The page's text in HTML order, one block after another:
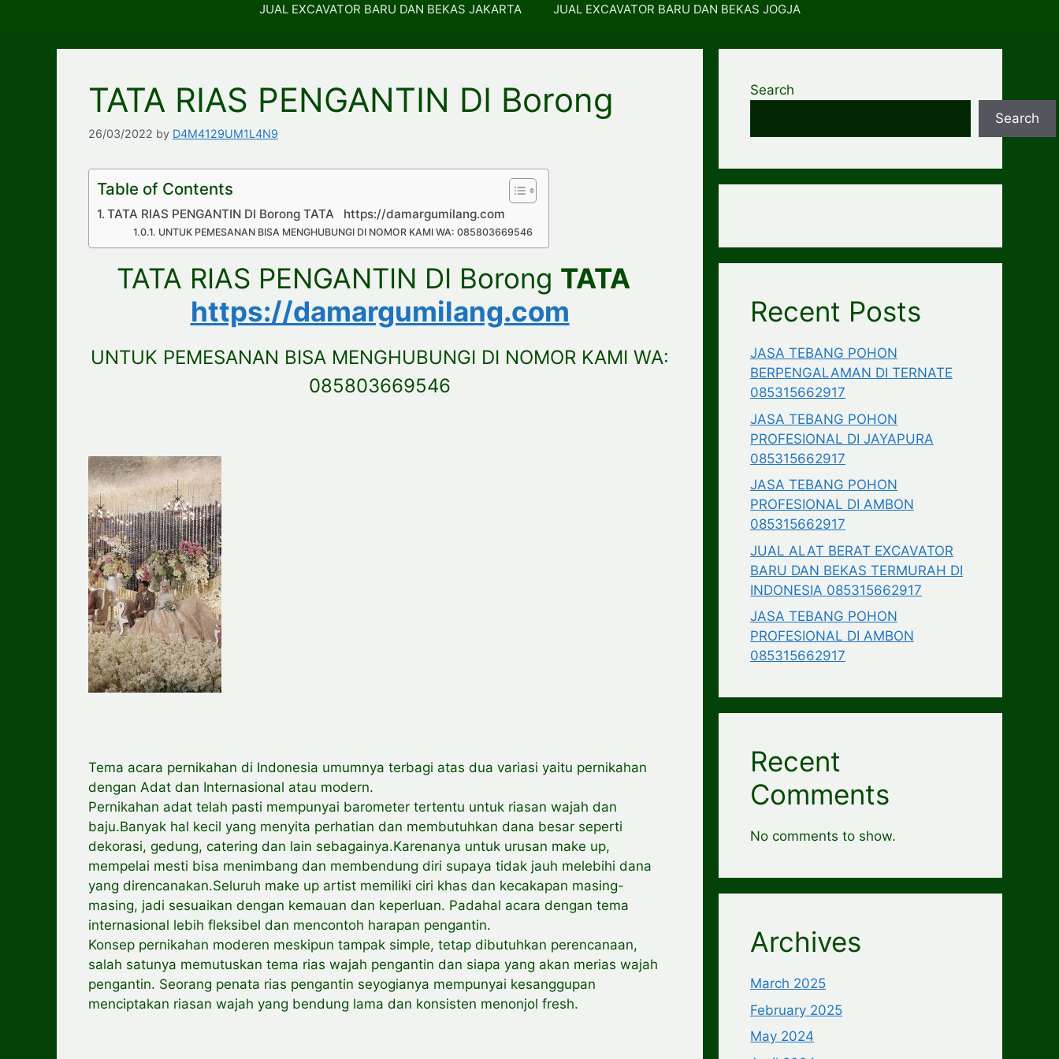
JUAL EXCAVATOR BARU DAN BEKAS JAKARTA JUAL EXCAVATOR BARU DAN BEKAS JOGJA
TATA RIAS PENGANTIN DI Borong
26/03/2022 by D4M4129UM1L4N9
Table of Contents
TATA RIAS PENGANTIN DI Borong TATA https://damargumilang.com
UNTUK PEMESANAN BISA MENGHUBUNGI DI NOMOR KAMI WA: 085803669546
TATA RIAS PENGANTIN DI Borong TATA
https://damargumilang.com
UNTUK PEMESANAN BISA MENGHUBUNGI DI NOMOR KAMI WA:
085803669546
Tema acara pernikahan di Indonesia umumnya terbagi atas dua variasi yaitu pernikahan
dengan Adat dan Internasional atau modern.
Pernikahan adat telah pasti mempunyai barometer tertentu untuk riasan wajah dan
baju.Banyak hal kecil yang menyita perhatian dan membutuhkan dana besar seperti
dekorasi, gedung, catering dan lain sebagainya.Karenanya untuk urusan make up,
mempelai mesti bisa menimbang dan membendung diri supaya tidak jauh melebihi dana
yang direncanakan.Seluruh make up artist memiliki ciri khas dan kecakapan masing-
masing, jadi sesuaikan dengan kemauan dan keperluan. Padahal acara dengan tema
internasional lebih fleksibel dan mencontoh harapan pengantin.
Konsep pernikahan moderen meskipun tampak simple, tetap dibutuhkan perencanaan,
salah satunya memutuskan tema rias wajah pengantin dan siapa yang akan merias wajah
pengantin. Seorang penata rias pengantin seyogianya mempunyai kesanggupan
menciptakan riasan wajah yang bendung lama dan konsisten menonjol fresh.
Search
Search
Recent Posts
JASA TEBANG POHON
BERPENGALAMAN DI TERNATE
085315662917
JASA TEBANG POHON
PROFESIONAL DI JAYAPURA
085315662917
JASA TEBANG POHON
PROFESIONAL DI AMBON
085315662917
JUAL ALAT BERAT EXCAVATOR
BARU DAN BEKAS TERMURAH DI
INDONESIA 085315662917
JASA TEBANG POHON
PROFESIONAL DI AMBON
085315662917
Recent
Comments
No comments to show.
Archives
March 2025
February 2025
May 2024